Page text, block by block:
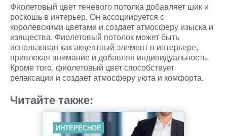
Фиолетовый цвет теневого потолка добавляет шик и
роскошь в интерьер. Он ассоциируется с
королевскими цветами и создает атмосферу изыска и
изящества. Фиолетовый потолок может быть
использован как акцентный элемент в интерьере,
привлекая внимание и добавляя индивидуальность.
Кроме того, фиолетовый цвет способствует
релаксации и создает атмосферу уюта и комфорта.
Читайте также:
ИНТЕРЕСНОЕ